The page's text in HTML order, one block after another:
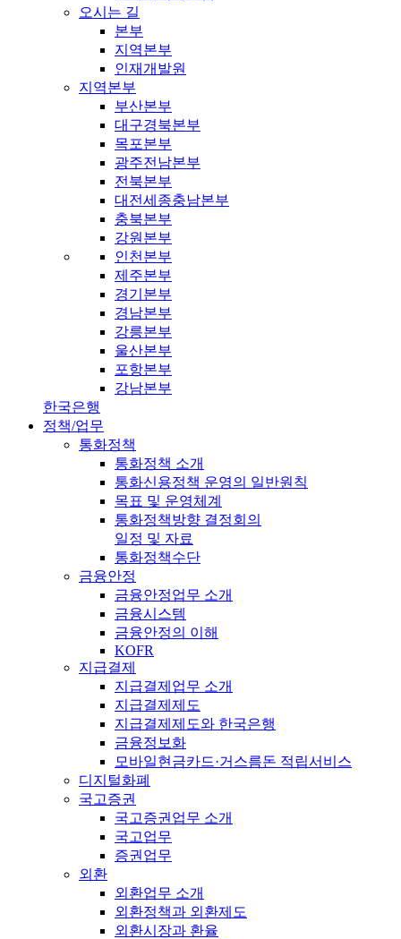
오시는 길
본부
지역본부
인재개발원
지역본부
부산본부
대구경북본부
목포본부
광주전남본부
전북본부
대전세종충남본부
충북본부
강원본부
인천본부
제주본부
경기본부
경남본부
강릉본부
울산본부
포항본부
강남본부
한국은행
정책/업무
통화정책
통화정책 소개
통화신용정책 운영의 일반원칙
목표 및 운영체계
통화정책방향 결정회의
일정 및 자료
통화정책수단
금융안정
금융안정업무 소개
금융시스템
금융안정의 이해
KOFR
지급결제
지급결제업무 소개
지급결제제도
지급결제제도와 한국은행
금융정보화
모바일현금카드·거스름돈 적립서비스
디지털화폐
국고증권
국고증권업무 소개
국고업무
증권업무
외환
외환업무 소개
외환정책과 외환제도
외환시장과 환율